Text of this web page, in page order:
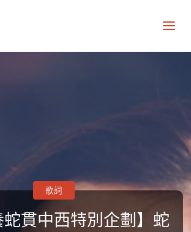
蛇貫中西特別企劃】蛇
歌詞